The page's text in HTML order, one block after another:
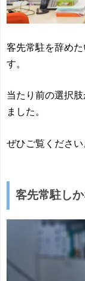
客先常駐を辞め
す。
当たり前の選択
ました。
ぜひご覧ください
客先常駐し